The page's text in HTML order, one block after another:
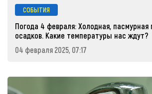
СОБЫТИЯ
Погода 4 февраля: Холодная, пасмурная
осадков. Какие температуры нас ждут?
04 февраля 2025, 07:17